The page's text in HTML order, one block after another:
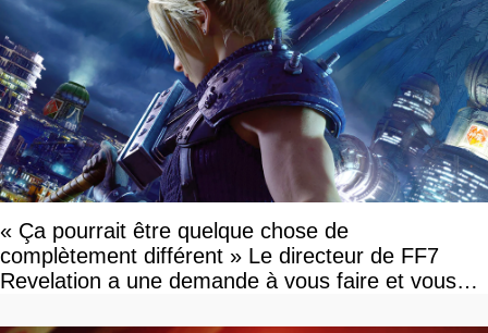
« Ça pourrait être quelque chose de
complètement différent » Le directeur de FF7
Revelation a une demande à vous faire et vous